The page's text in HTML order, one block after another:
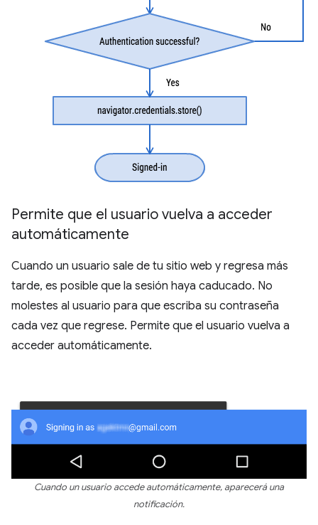
Permite que el usuario vuelva a acceder
automáticamente
Cuando un usuario sale de tu sitio web y regresa más
tarde, es posible que la sesión haya caducado. No
molestes al usuario para que escriba su contraseña
cada vez que regrese. Permite que el usuario vuelva a
acceder automáticamente.
Cuando un usuario accede automáticamente, aparecerá una
notificación.